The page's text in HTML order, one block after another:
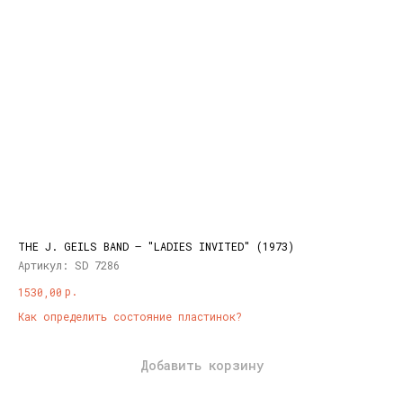
THE J. GEILS BAND – "LADIES INVITED" (1973)
Артикул: SD 7286
1530,00 р.
Как определить состояние пластинок?
Добавить корзину